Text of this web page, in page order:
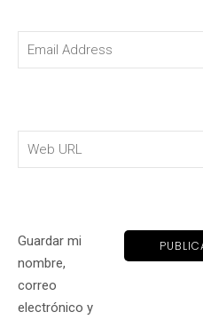
Guardar mi
nombre,
correo
electrónico y